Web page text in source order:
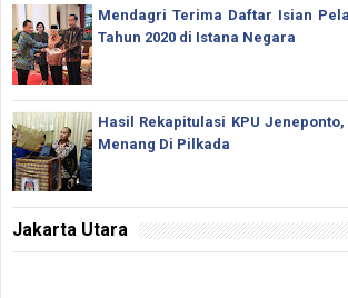
Mendagri Terima Daftar Isian
Tahun 2020 di Istana Negara
Hasil Rekapitulasi KPU
Menang Di Pilkada
Jakarta Utara